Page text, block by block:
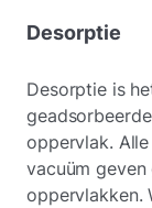
Desorptie
Desorptie is
oppervlak.
vacuüm geven
oppervlakken.